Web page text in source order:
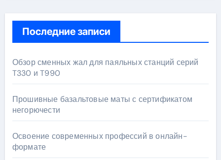
Последние записи
Обзор сменных жал для паяльных станций серий
T330 и T990
Прошивные базальтовые маты с сертификатом
негорючести
Освоение современных профессий в онлайн-
формате